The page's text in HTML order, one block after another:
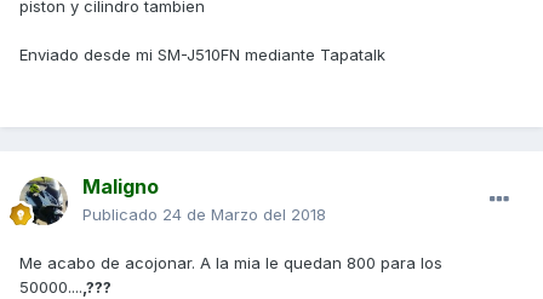
piston y cilindro tambien
Enviado desde mi SM-J510FN mediante Tapatalk
Maligno
Publicado 24 de Marzo del 2018
Me acabo de acojonar. A la mia le quedan 800 para los
50000....,???